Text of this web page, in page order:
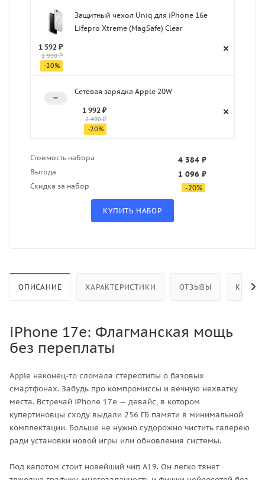
Защитный чехол Uniq для iPhone 16e
Lifepro Xtreme (MagSafe) Clear
1 592 ₽
1 990 ₽
-20%
Сетевая зарядка Apple 20W
1 992 ₽
2 490 ₽
-20%
Стоимость набора 4 384 ₽
Выгода 1 096 ₽
Скидка за набор -20%
ОПИСАНИЕ ХАРАКТЕРИСТИКИ ОТЗЫВЫ КАК
iPhone 17e: Флагманская мощь
без переплаты
Apple наконец-то сломала стереотипы о базовых
смартфонах. Забудь про компромиссы и вечную нехватку
места. Встречай iPhone 17e — девайс, в котором
купертиновцы сходу выдали 256 ГБ памяти в минимальной
комплектации. Больше не нужно судорожно чистить галерею
ради установки новой игры или обновления системы.
Под капотом стоит новейший чип A19. Он легко тянет